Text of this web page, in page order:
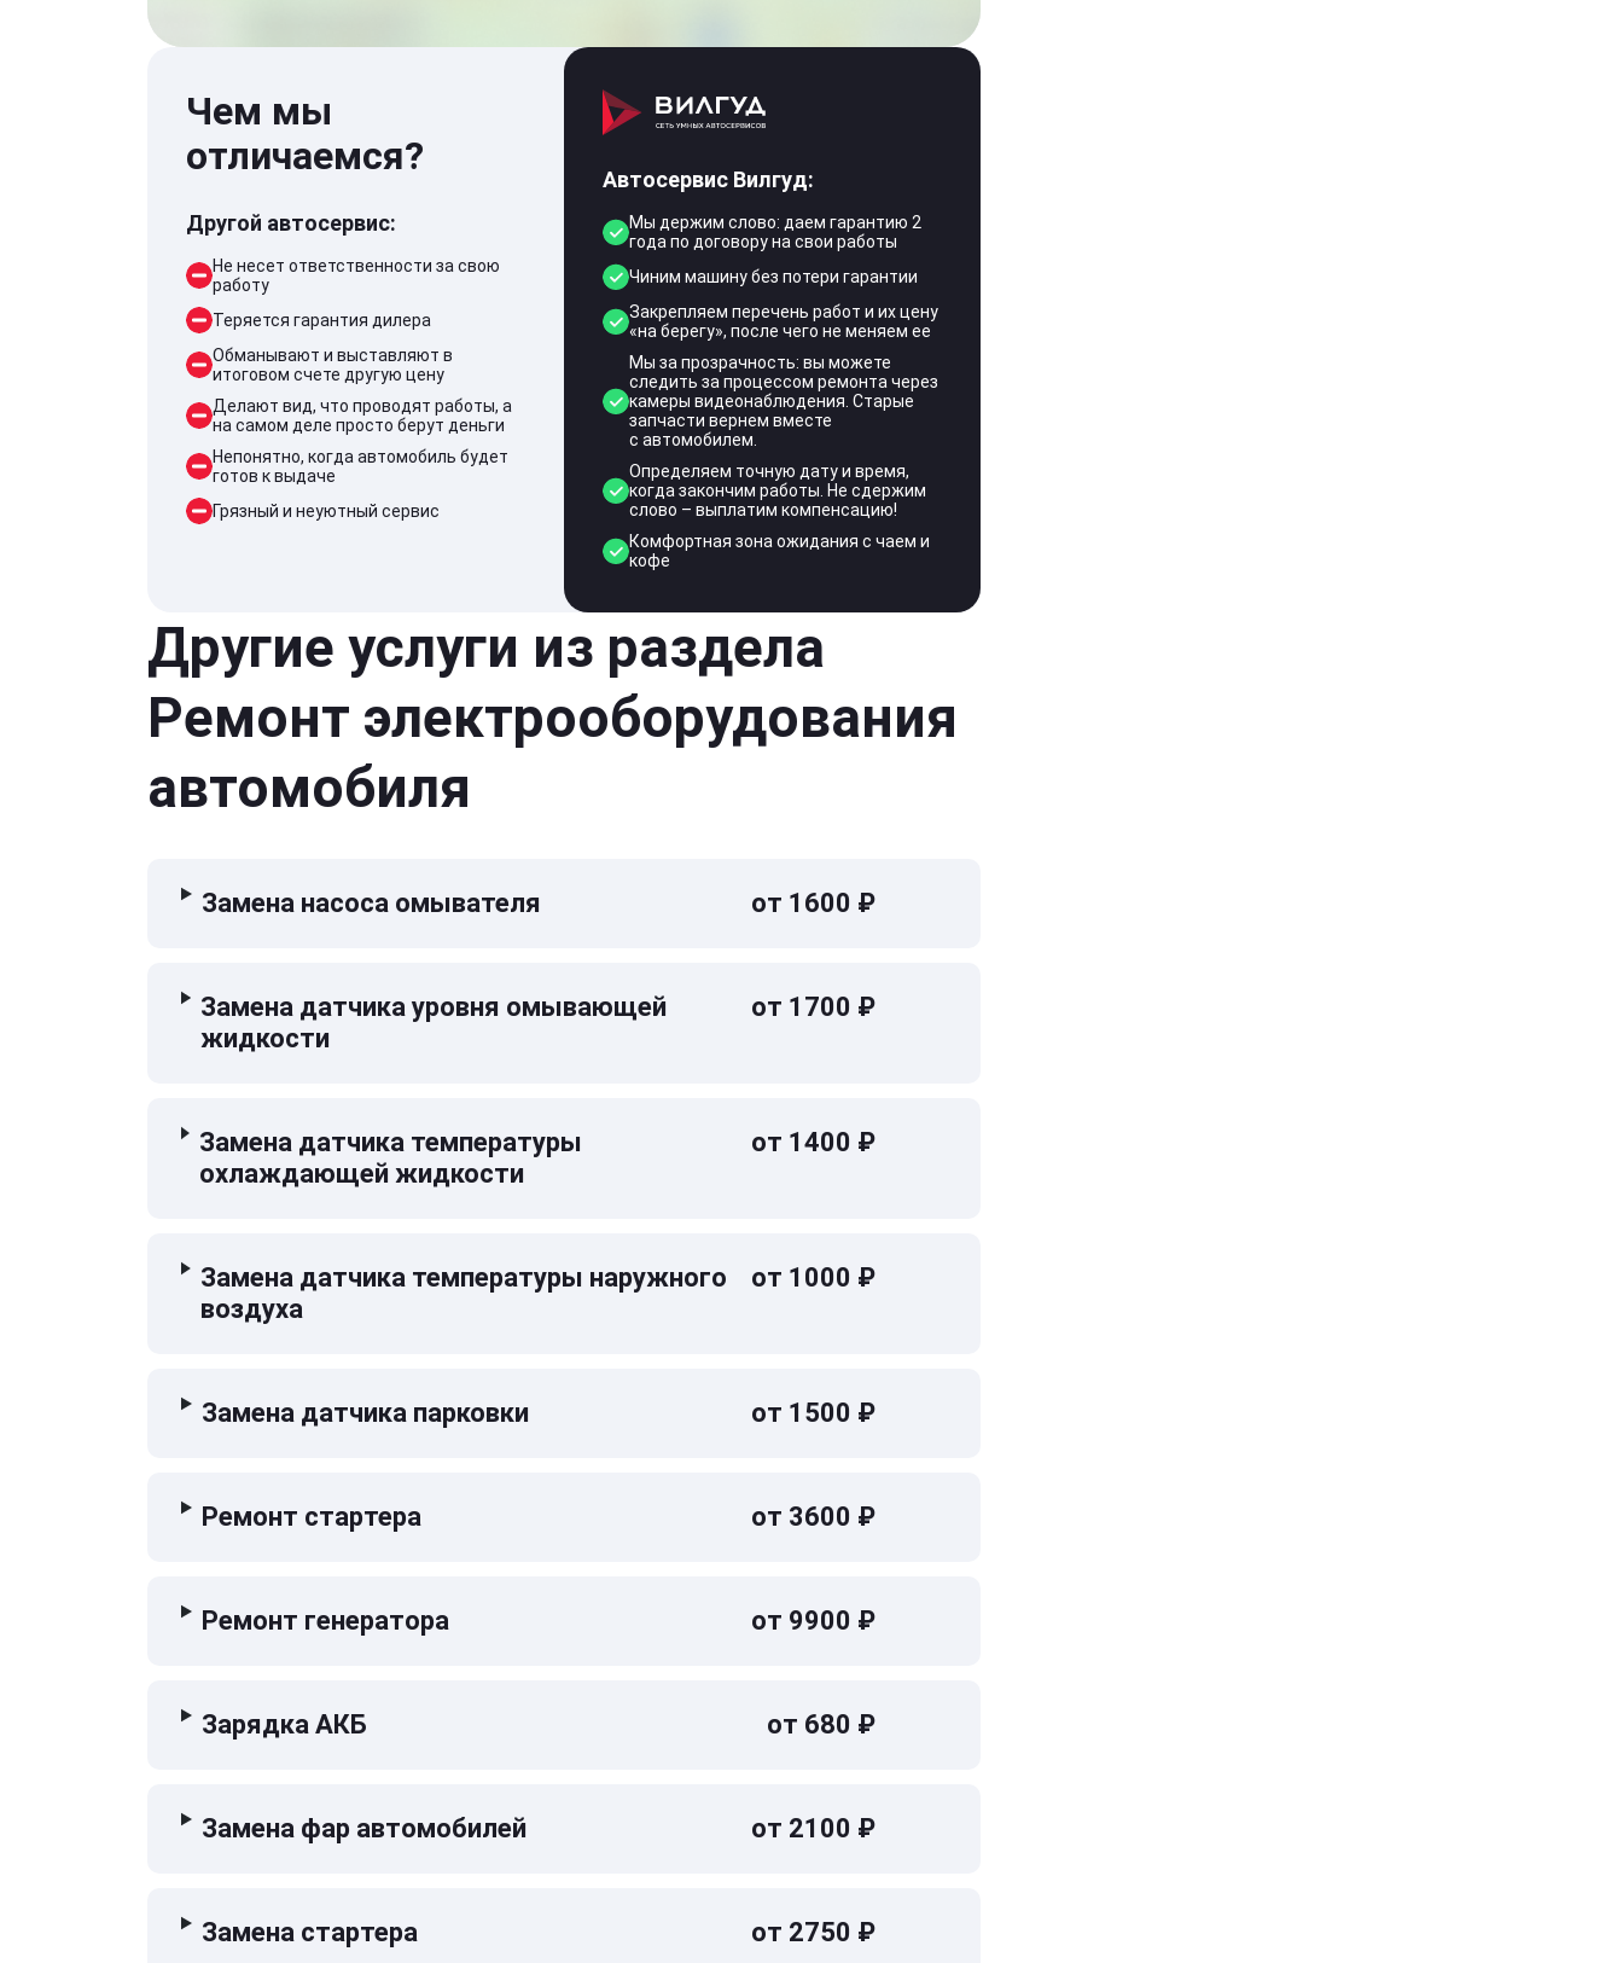
Чем мы
отличаемся?
Другой автосервис:
Не несет ответственности за свою
работу
Теряется гарантия дилера
Обманывают и выставляют в
итоговом счете другую цену
Делают вид, что проводят работы, а
на самом деле просто берут деньги
Непонятно, когда автомобиль будет
готов к выдаче
Грязный и неуютный сервис
Автосервис Вилгуд:
Мы держим слово: даем гарантию 2
года по договору на свои работы
Чиним машину без потери гарантии
Закрепляем перечень работ и их цену
«на берегу», после чего не меняем ее
Мы за прозрачность: вы можете
следить за процессом ремонта через
камеры видеонаблюдения. Старые
запчасти вернем вместе
с автомобилем.
Определяем точную дату и время,
когда закончим работы. Не сдержим
слово – выплатим компенсацию!
Комфортная зона ожидания с чаем и
кофе
Другие услуги из раздела
Ремонт электрооборудования
автомобиля
Замена насоса омывателя от 1600 ₽
Замена датчика уровня омывающей
жидкости
от 1700 ₽
Замена датчика температуры
охлаждающей жидкости
от 1400 ₽
Замена датчика температуры наружного
воздуха
от 1000 ₽
Замена датчика парковки от 1500 ₽
Ремонт стартера от 3600 ₽
Ремонт генератора от 9900 ₽
Зарядка АКБ от 680 ₽
Замена фар автомобилей от 2100 ₽
Замена стартера от 2750 ₽